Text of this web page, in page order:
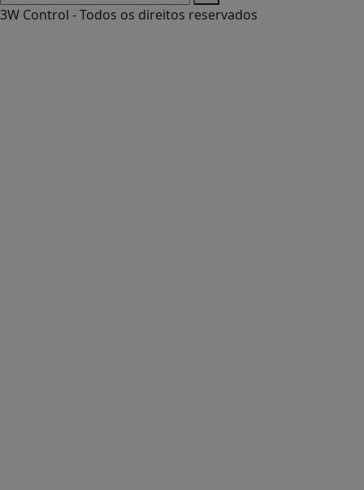
3W Control - Todos os direitos reservados